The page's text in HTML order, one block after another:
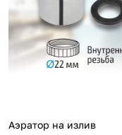
Аэратор на излив